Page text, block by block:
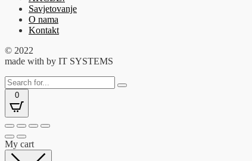
Savjetovanje
O nama
Kontakt
© 2022
made with by IT SYSTEMS
0
My cart